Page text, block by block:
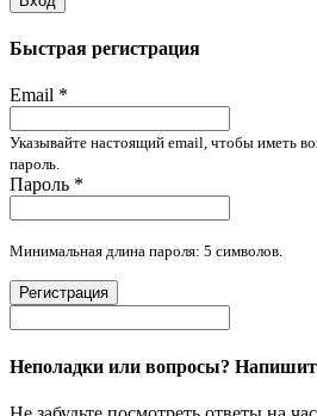
Быстрая регистрация
Email *
Указывайте настоящий email, чтобы иметь
пароль.
Пароль *
Минимальная длина пароля: 5 символов.
Регистрация
Неполадки или вопросы?